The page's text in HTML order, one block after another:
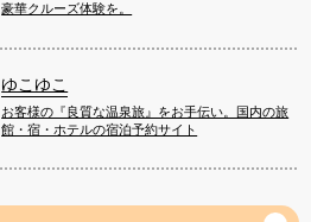
豪華クルーズ体験を。
ゆこゆこ
お客様の『良質な温泉旅』をお手伝い。国内の旅
館・宿・ホテルの宿泊予約サイト